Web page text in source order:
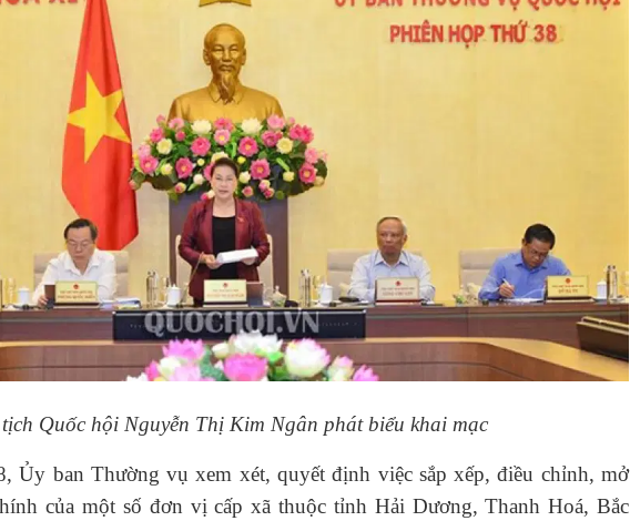
Quốc hội Nguyễn Thị Kim Ngân phát biểu khai mạc
Ủy ban Thường vụ xem xét, quyết định việc sắp xếp, điều chỉnh, mở
của một số đơn vị cấp xã thuộc tỉnh Hải Dương, Thanh Hoá, Bắc